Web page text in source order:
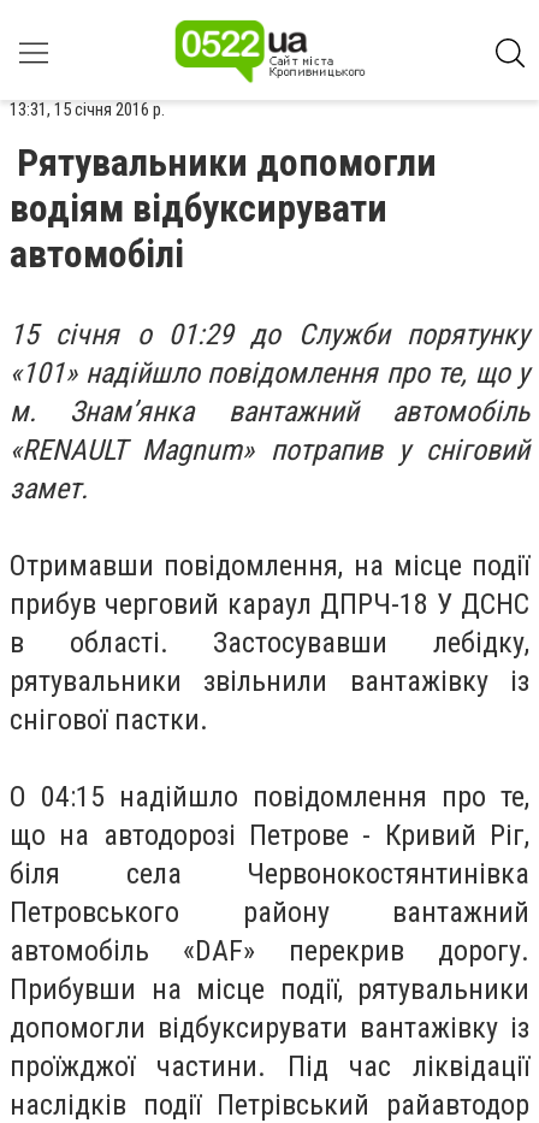
13:31, 15 січня 2016 р.
Рятувальники допомогли
водіям відбуксирувати
автомобілі
15 січня о 01:29 до Служби порятунку
«101» надійшло повідомлення про те, що у
м. Знам’янка вантажний автомобіль
«RENAULT Magnum» потрапив у сніговий
замет.
Отримавши повідомлення, на місце події
прибув черговий караул ДПРЧ-18 У ДСНС
в області. Застосувавши лебідку,
рятувальники звільнили вантажівку із
снігової пастки.
О 04:15 надійшло повідомлення про те,
що на автодорозі Петрове - Кривий Ріг,
біля села Червонокостянтинівка
Петровського району вантажний
автомобіль «DAF» перекрив дорогу.
Прибувши на місце події, рятувальники
допомогли відбуксирувати вантажівку із
проїжджої частини. Під час ліквідації
наслідків події Петрівський райавтодор